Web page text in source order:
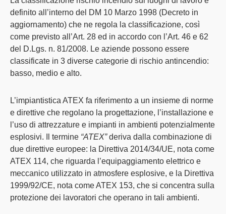
definito all’interno del DM 10 Marzo 1998 (Decreto in
aggiornamento) che ne regola la classificazione, così
come previsto all’Art. 28 ed in accordo con l’Art. 46 e 62
del D.Lgs. n. 81/2008. Le aziende possono essere
classificate in 3 diverse categorie di rischio antincendio:
basso, medio e alto.
L’impiantistica ATEX fa riferimento a un insieme di norme
e direttive che regolano la progettazione, l’installazione e
l’uso di attrezzature e impianti in ambienti potenzialmente
esplosivi. Il termine “ATEX”deriva dalla combinazione di
due direttive europee: la Direttiva 2014/34/UE, nota come
ATEX 114, che riguarda l’equipaggiamento elettrico e
meccanico utilizzato in atmosfere esplosive, e la Direttiva
1999/92/CE, nota come ATEX 153, che si concentra sulla
protezione dei lavoratori che operano in tali ambienti.